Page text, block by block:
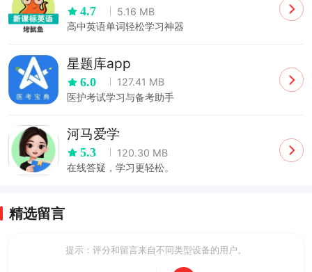
4.7
5.16 MB
高中英语单词轻松学习神器
星题库app
6.0
127.41 MB
医护考试学习与备考助手
河马爱学
5.3
120.30 MB
在线答疑，学习更轻松。
精选留言
提示：评分和留言来自不同类型设备的用户。